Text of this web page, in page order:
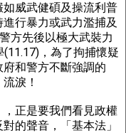
威武健碩及操流利普
行暴力或武力濫捕及
方先後以極大武裝力
，為了拘捕懷疑
和警方不斷強調的
淚！
正是要我們看見政權
的聲音，「基本法」